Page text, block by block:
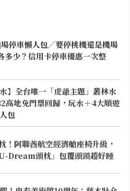
停車懶人包／要停桃機還是機場
多少？信用卡停車優惠一次整
水】全台唯一「虎爺主題」叢林水
高地免門票回歸，玩水＋4大順遊
包
！阿聯酋航空經濟艙座椅升級，
Dream頭枕」包覆頭頸超好睡